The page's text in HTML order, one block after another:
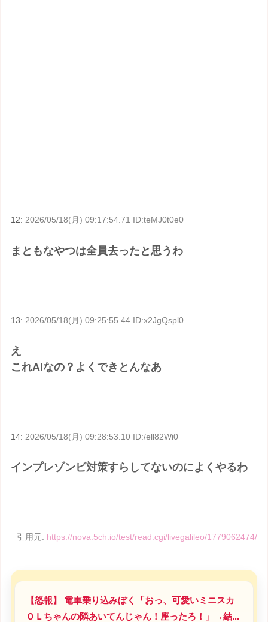
12:2026/05/18(月) 09:17:54.71 ID:teMJ0t0e0
まともなやつは全員去ったと思うわ
13: 2026/05/18(月) 09:25:55.44 ID:x2JgQspl0
え
これAIなの？よくできとんなあ
14: 2026/05/18(月) 09:28:53.10 ID:/ell82Wi0
インプレゾンビ対策すらしてないのによくやるわ
引用元: https://nova.5ch.io/test/read.cgi/livegalileo/1779062474/
【怒報】 電車乗り込みぼく「おっ、可愛いミニスカ
ＯＬちゃんの隣あいてんじゃん！座ったろ！」→結...